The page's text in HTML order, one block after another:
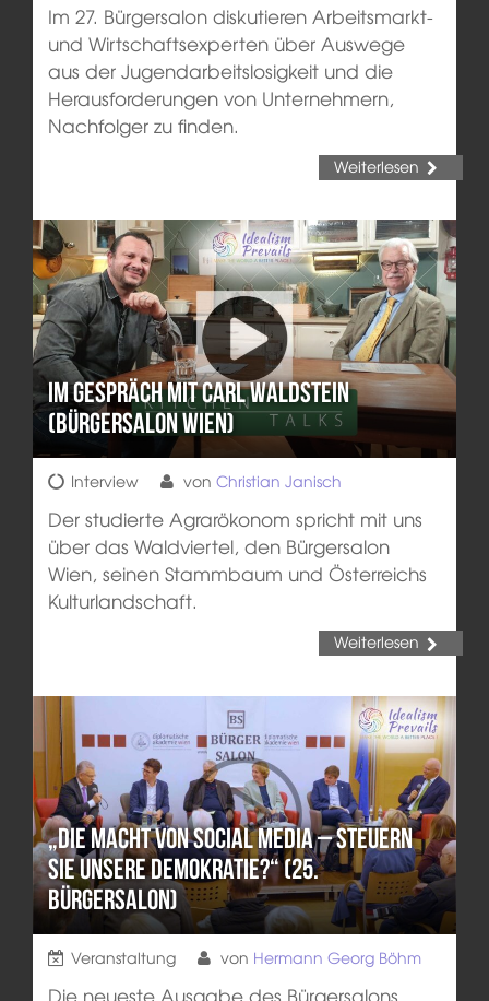
Im 27. Bürgersalon diskutieren Arbeitsmarkt-
und Wirtschaftsexperten über Auswege
aus der Jugendarbeitslosigkeit und die
Herausforderungen von Unternehmern,
Nachfolger zu finden.
Weiterlesen
Im Gespräch mit Carl Waldstein
(Bürgersalon Wien)
Interview von Christian Janisch
Der studierte Agrarökonom spricht mit uns
über das Waldviertel, den Bürgersalon
Wien, seinen Stammbaum und Österreichs
Kulturlandschaft.
Weiterlesen
„Die Macht von Social Media – steuern
sie unsere Demokratie?“ (25.
Bürgersalon)
Veranstaltung von Hermann Georg Böhm
Die neueste Ausgabe des Bürgersalons